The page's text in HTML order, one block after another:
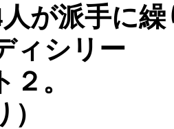
が派手に
ィシリー
。